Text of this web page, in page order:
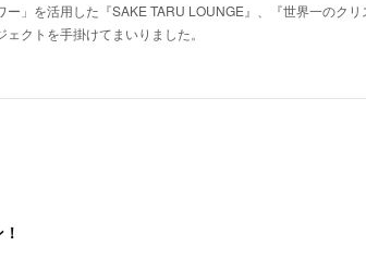
ー」を活用した『SAKE TARU LOUNGE』、『世界一のク
クトを手掛けてまいりました。